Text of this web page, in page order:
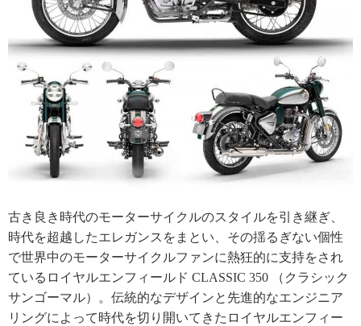
古き良き時代のモーターサイクルのスタイルを引き継ぎ、
時代を超越したエレガンスをまとい、その揺るぎない個性
で世界中のモーターサイクルファンに熱狂的に支持をされ
ているロイヤルエンフィールド CLASSIC 350 （クラシック
サンゴーマル）。伝統的なデザインと先進的なエンジニア
リングによって時代を切り開いてきたロイヤルエンフィー